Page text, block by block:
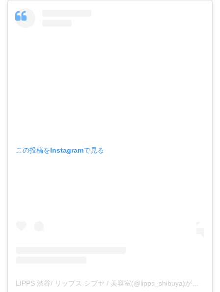
この投稿をInstagramで見る
LIPPS 渋谷/ リップス シブヤ / 美容室(@lipps_shibuya)がシェアした投稿